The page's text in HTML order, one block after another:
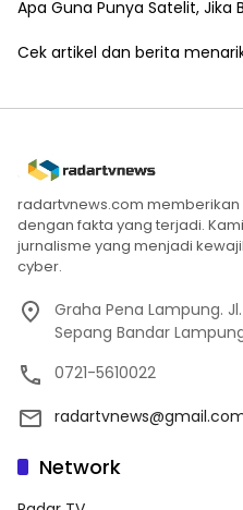
Apa Guna Punya Satelit, Jika
Cek artikel dan berita
radartvnews.com memberikan
dengan fakta yang terjadi.
jurnalisme yang menjadi
cyber.
Graha Pena Lampung.
Sepang Bandar
0721-5610022
Network